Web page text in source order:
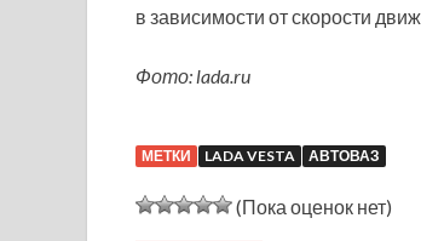
в зависимости от скорости
Фото: lada.ru
МЕТКИ LADA VESTA АВТОВАЗ
(Пока оценок нет)